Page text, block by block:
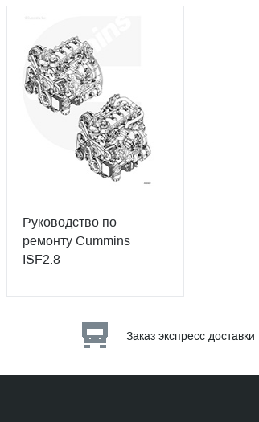
Руководство по
ремонту Cummins
ISF2.8
Заказ экспресс доставки